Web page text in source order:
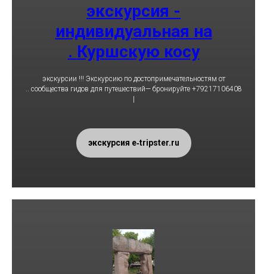
экскурсия -
индивидуальная на
Куршскую косу .
экскурсии !!! Экскурсию по достопримечательностям от
сообщества гидов для путешествий— бронируйте +79217106408 ..
|
экскурсия e‑tripster.ru